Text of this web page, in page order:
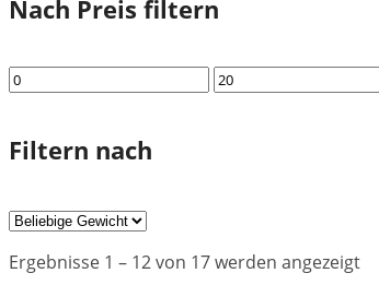
Nach Preis filtern
Min.
Max.
Filtern nach
Ergebnisse 1 – 12 von 17 werden angezeigt